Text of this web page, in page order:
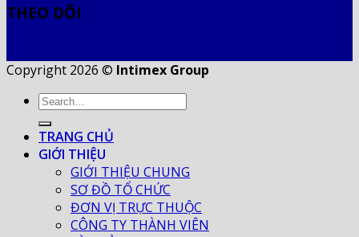
THEO DÕI
Copyright 2026 © Intimex Group
TRANG CHỦ
GIỚI THIỆU
GIỚI THIỆU CHUNG
SƠ ĐỒ TỔ CHỨC
ĐƠN VỊ TRỰC THUỘC
CÔNG TY THÀNH VIÊN